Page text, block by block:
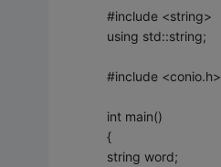
#include <string>
using std::string;
#include <conio.h>
int main()
{
string word;